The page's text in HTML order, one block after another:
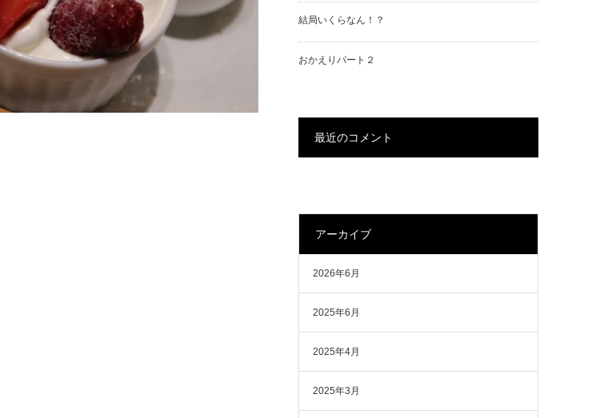
結局いくらなん！？
おかえりパート２
最近のコメント
アーカイブ
2026年6月
2025年6月
2025年4月
2025年3月